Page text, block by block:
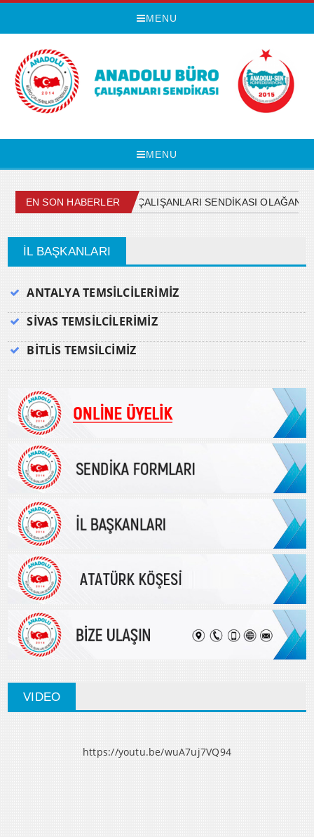
MENU
MENU
EN SON HABERLER
ANADOLU BÜRO ÇALIŞANLARI SENDİKASI OLAĞAN
İL BAŞKANLARI
ANTALYA TEMSİLCİLERİMİZ
SİVAS TEMSİLCİLERİMİZ
BİTLİS TEMSİLCİMİZ
VIDEO
https://youtu.be/wuA7uj7VQ94